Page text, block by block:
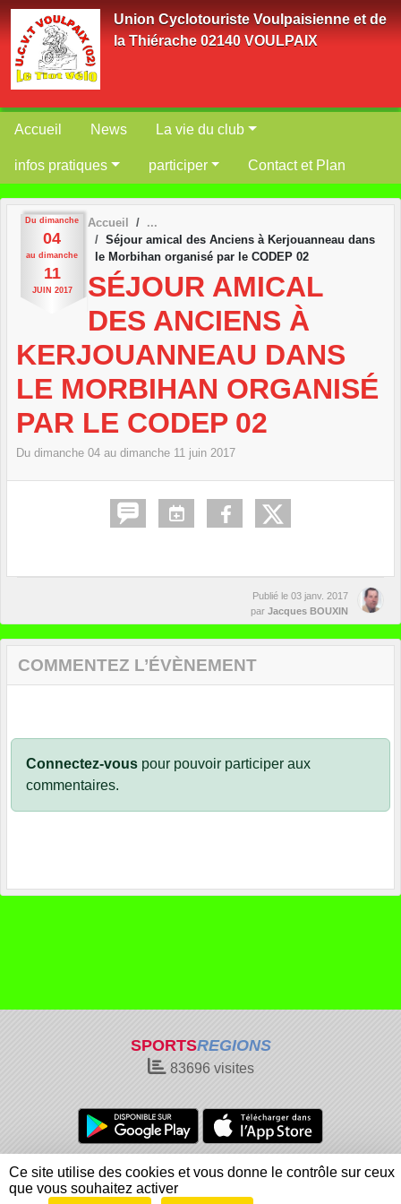
Union Cyclotouriste Voulpaisienne et de
la Thiérache 02140 VOULPAIX
Accueil News La vie du club
infos pratiques participer Contact et Plan
Du dimanche
04
au dimanche
11
JUIN 2017
Accueil
Séjour amical des Anciens à Kerjouanneau dans
le Morbihan organisé par le CODEP 02
SÉJOUR AMICAL
DES ANCIENS À
KERJOUANNEAU DANS
LE MORBIHAN ORGANISÉ
PAR LE CODEP 02
Du dimanche 04 au dimanche 11 juin 2017
Publié le 03 janv. 2017
par Jacques BOUXIN
COMMENTEZ L’ÉVÈNEMENT
Connectez-vous pour pouvoir participer aux
commentaires.
SPORTSREGIONS
83696visites
Charte cookies
Gestion des cookies
Informations légales
Signaler un contenu inapproprié
Panneau de gestion des cookies
Ce site utilise des cookies et vous donne le contrôle sur ceux
que vous souhaitez activer